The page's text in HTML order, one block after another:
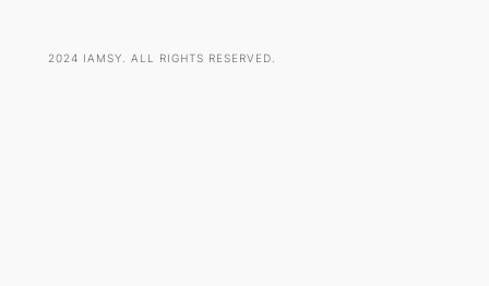
2024 IAMSY. ALL RIGHTS RESERVED.